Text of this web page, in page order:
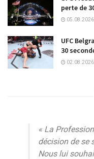
perte de
05.08.2026
UFC
30
02.08.2026
« La
décision de se
Nous lui